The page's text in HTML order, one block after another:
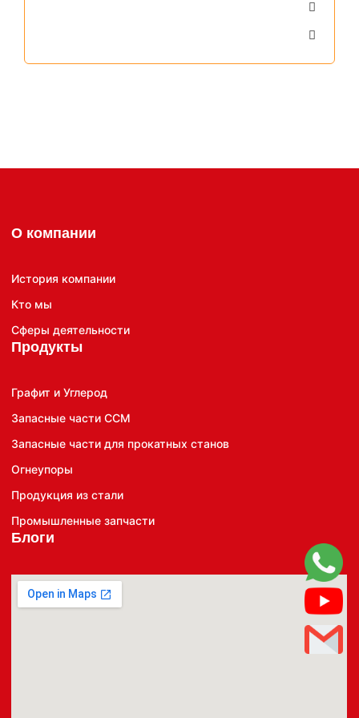
О компании
История компании
Кто мы
Сферы деятельности
Продукты
Графит и Углерод
Запасные части CCM
Запасные части для прокатных станов
Огнеупоры
Продукция из стали
Промышленные запчасти
Блоги